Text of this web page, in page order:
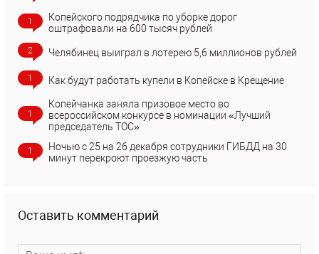
1
Копейского подрядчика по уборке дорог
оштрафовали на 600 тысяч рублей
2 Челябинец выиграл в лотерею 5,6 миллионов рублей
1 Как будут работать купели в Копейске в Крещение
1
Копейчанка заняла призовое место во
всероссийском конкурсе в номинации «Лучший
председатель ТОС»
1
Ночью с 25 на 26 декабря сотрудники ГИБДД на 30
минут перекроют проезжую часть
Оставить комментарий